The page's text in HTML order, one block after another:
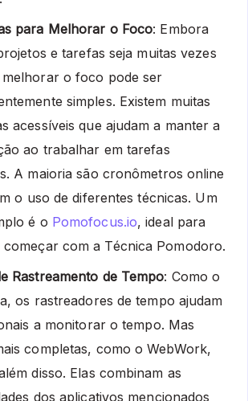
para Melhorar o Foco: Embora
e tarefas seja muitas vezes
o foco pode ser
simples. Existem muitas
acessíveis que ajudam a manter a
ao trabalhar em tarefas
A maioria são cronômetros online
o uso de diferentes técnicas. Um
é o Pomofocus.io, ideal para
com a Técnica Pomodoro.
Rastreamento de Tempo: Como o
os rastreadores de tempo ajudam
a monitorar o tempo. Mas
completas, como o WebWork,
disso. Elas combinam as
dos aplicativos mencionados